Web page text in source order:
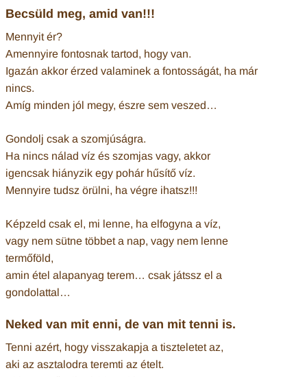
Becsüld meg, amid van!!!
Mennyit ér?
Amennyire fontosnak tartod, hogy van.
Igazán akkor érzed valaminek a fontosságát, ha már
nincs.
Amíg minden jól megy, észre sem veszed…
Gondolj csak a szomjúságra.
Ha nincs nálad víz és szomjas vagy, akkor
igencsak hiányzik egy pohár hűsítő víz.
Mennyire tudsz örülni, ha végre ihatsz!!!
Képzeld csak el, mi lenne, ha elfogyna a víz,
vagy nem sütne többet a nap, vagy nem lenne
termőföld,
amin étel alapanyag terem… csak játssz el a
gondolattal…
Neked van mit enni, de van mit tenni is.
Tenni azért, hogy visszakapja a tiszteletet az,
aki az asztalodra teremti az ételt.